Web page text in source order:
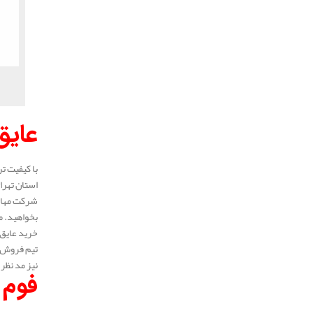
با کیفیت
استان
شرکت
خرید
تیم فروش
نیز مد